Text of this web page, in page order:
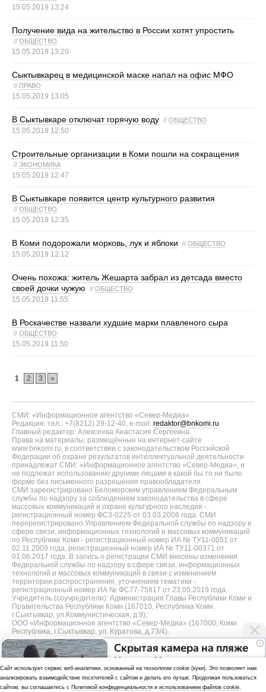
15.05.2019 13:24
Получение вида на жительство в России хотят упростить
// ОБЩЕСТВО
15.05.2019 13:20
Сыктывкарец в медицинской маске напал на офис МФО
// ПРАВО
15.05.2019 13:05
В Сыктывкаре отключат горячую воду // ОБЩЕСТВО
15.05.2019 12:50
Строительные организации в Коми пошли на сокращения
// ЭКОНОМИКА
15.05.2019 12:47
В Сыктывкаре появится центр культурного развития
// ОБЩЕСТВО
15.05.2019 12:35
В Коми подорожали морковь, лук и яблоки // ОБЩЕСТВО
15.05.2019 12:12
Очень похожа: житель Жешарта забрал из детсада вместо
своей дочки чужую
// ОБЩЕСТВО
15.05.2019 11:55
В Роскачестве назвали худшие марки плавленого сыра
// ОБЩЕСТВО
15.05.2019 11:50
1 2 3 »
СМИ: «Информационное агентство «Север-Медиа»
Редакция: тел.: +7(8212) 29-12-40, e-mail: redaktor@bnkomi.ru
Главный редактор: Алексеева Анастасия Сергеевна.
Права на материалы, размещённые на интернет-сайте
www.bnkomi.ru, в соответствии с законодательством Российской
Федерации об охране результатов интеллектуальной деятельности
принадлежат СМИ: «Информационное агентство «Север-Медиа», и
не подлежат использованию другими лицами в какой бы то ни было
форме без письменного разрешения правообладателя.
СМИ зарегистрировано Беломорским управлением Федеральным
службы по надзору за соблюдением законодательства в сфере
массовых коммуникаций и охране культурного наследия -
регистрационный номер ФС3-0225 от 03.03.2006 года. СМИ
перерегистрировано Управлением Федеральной службы по надзору в
сфере связи, информационных технологий и массовых коммуникаций
по Республике Коми - регистрационный номер ИА № ТУ11-0051 от
02.11.2009 года, регистрационный номер ИА № ТУ11-00371 от
01.06.2017 года. В запись о регистрации СМИ внесены изменения
Федеральной службы по надзору в сфере связи, информационных
технологий и массовых коммуникаций в связи с изменением
территории распространения, уточнением тематики -
регистрационный номер ИА № ФС77-75817 от 23.05.2019 года.
Учредитель (соучредители): Администрация Главы Республики Коми и
Правительства Республики Коми (167010, Республика Коми,
г.Сыктывкар, ул.Коммунистическая, д.9);
ООО «Информационное агентство «Север-Медиа» (167000, Коми
Республика, г.Сыктывкар, ул. Куратова, д.73/4).
Разработка сайта — web-студия «Цифровой Век»
i
Скрытая камера на пляже
Крыма: Что люди
вытворяют, когда их не
видят...
Политика
конфиденциальности
Cайт использует сервис веб-аналитики, основанный на технологии cookie (куки). Это позволяет нам
анализировать взаимодействие посетителей с сайтом и делать его лучше. Продолжая пользоваться
сайтом, вы соглашаетесь с Политикой конфиденциальности и использованием файлов cookie.